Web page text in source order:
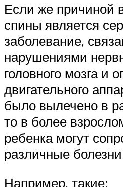
Если же причиной
спины является
заболевание,
нарушениями
головного мозга и
двигательного
было вылечено в
то в более
ребенка могут
различные
Например, такие: